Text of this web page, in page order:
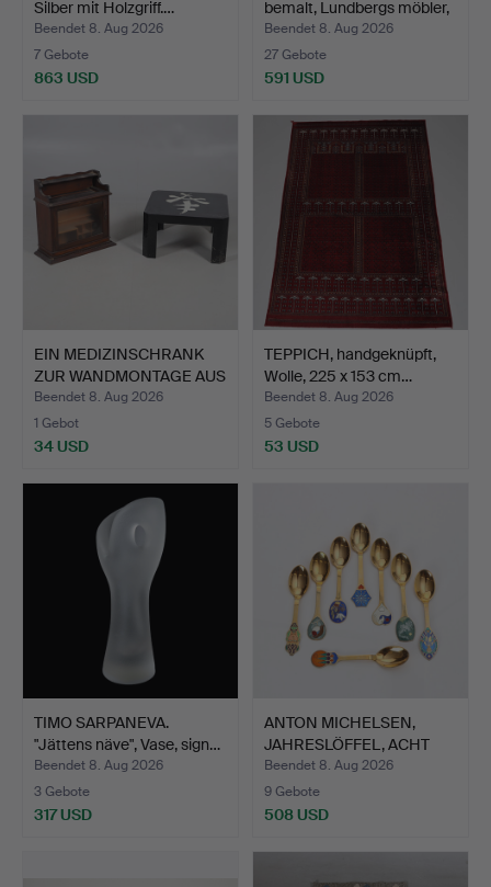
Silber mit Holzgriff.…
Beendet 8. Aug 2026
7 Gebote
863 USD
bemalt, Lundbergs möbler,
…
Beendet 8. Aug 2026
27 Gebote
591 USD
EIN MEDIZINSCHRANK
ZUR WANDMONTAGE AUS
DEM…
Beendet 8. Aug 2026
1 Gebot
34 USD
TEPPICH, handgeknüpft,
Wolle, 225 x 153 cm…
Beendet 8. Aug 2026
5 Gebote
53 USD
TIMO SARPANEVA.
"Jättens näve", Vase, sign…
Beendet 8. Aug 2026
3 Gebote
317 USD
ANTON MICHELSEN,
JAHRESLÖFFEL, ACHT
STÜCK.…
Beendet 8. Aug 2026
9 Gebote
508 USD